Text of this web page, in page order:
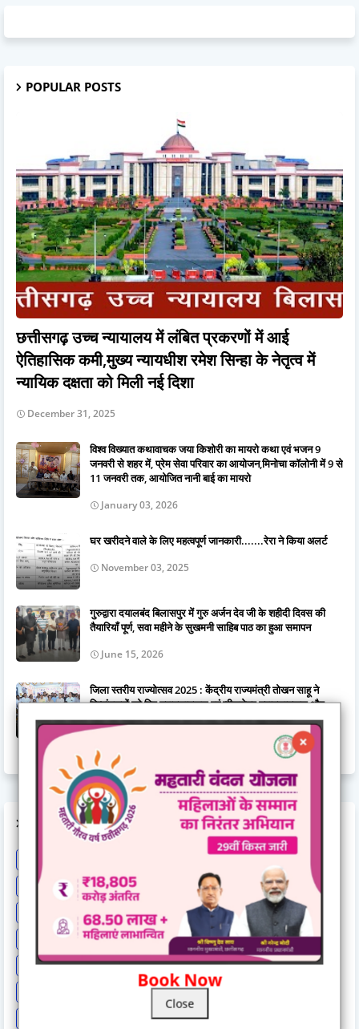
Book Now
Close
POPULAR POSTS
छत्तीसगढ़ उच्च न्यायालय में लंबित प्रकरणों में आई
ऐतिहासिक कमी,मुख्य न्यायधीश रमेश सिन्हा के नेतृत्व में
न्यायिक दक्षता को मिली नई दिशा
December 31, 2025
विश्व विख्यात कथावाचक जया किशोरी का मायरो कथा एवं भजन 9
जनवरी से शहर में, प्रेम सेवा परिवार का आयोजन,मिनोचा कॉलोनी में 9 से
11 जनवरी तक, आयोजित नानी बाई का मायरो
January 03, 2026
घर खरीदने वाले के लिए महत्वपूर्ण जानकारी.......रेरा ने किया अलर्ट
November 03, 2025
गुरुद्वारा दयालबंद बिलासपुर में गुरु अर्जन देव जी के शहीदी दिवस की
तैयारियाँ पूर्ण, सवा महीने के सुखमनी साहिब पाठ का हुआ समापन
June 15, 2026
जिला स्तरीय राज्योत्सव 2025 : केंद्रीय राज्यमंत्री तोखन साहू ने
दिव्यांगजनों को दिए ट्रायसायकल एवं व्हीलचेयर,ट्रायसायकल और
व्हीलचेयर पाकर खिले दिव्यांगजनों के चेहरे
LABELS
Bilaspur
Bilaspur New
Bilaspur News
Bilaspur News.
Bilaspur-hindi-news
Breaking News Cg Breaking
CG exclusive
CG Loksbha
CG News CG politics
Chattisgarh news
Chh
Chhattisgarh
Chhattisgarh Breaking
Chhattisgarh News
Chhattisgarh-news-update